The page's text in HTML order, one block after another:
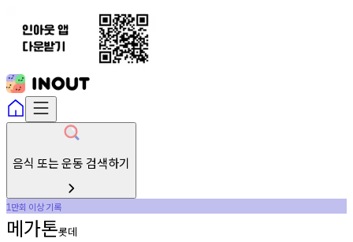
음식 또는 운동 검색하기
1만회 이상기록
메가톤롯데